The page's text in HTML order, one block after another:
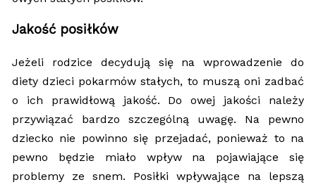
Jakość posiłków
Jeżeli rodzice decydują się na wprowadzenie do
diety dzieci pokarmów stałych, to muszą oni zadbać
o ich prawidłową jakość. Do owej jakości należy
przywiązać bardzo szczególną uwagę. Na pewno
dziecko nie powinno się przejadać, ponieważ to na
pewno będzie miało wpływ na pojawiające się
problemy ze snem. Posiłki wpływające na lepszą